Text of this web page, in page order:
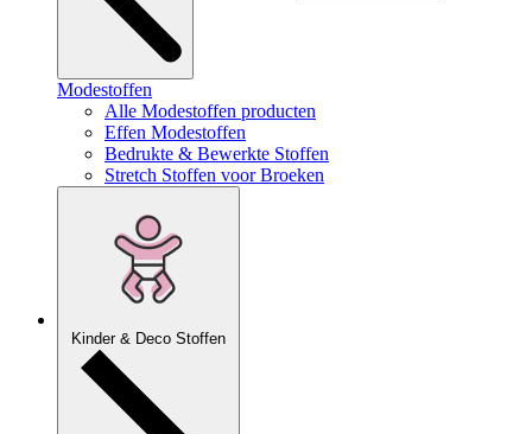
Modestoffen
Alle Modestoffen producten
Effen Modestoffen
Bedrukte & Bewerkte Stoffen
Stretch Stoffen voor Broeken
Kinder & Deco Stoffen